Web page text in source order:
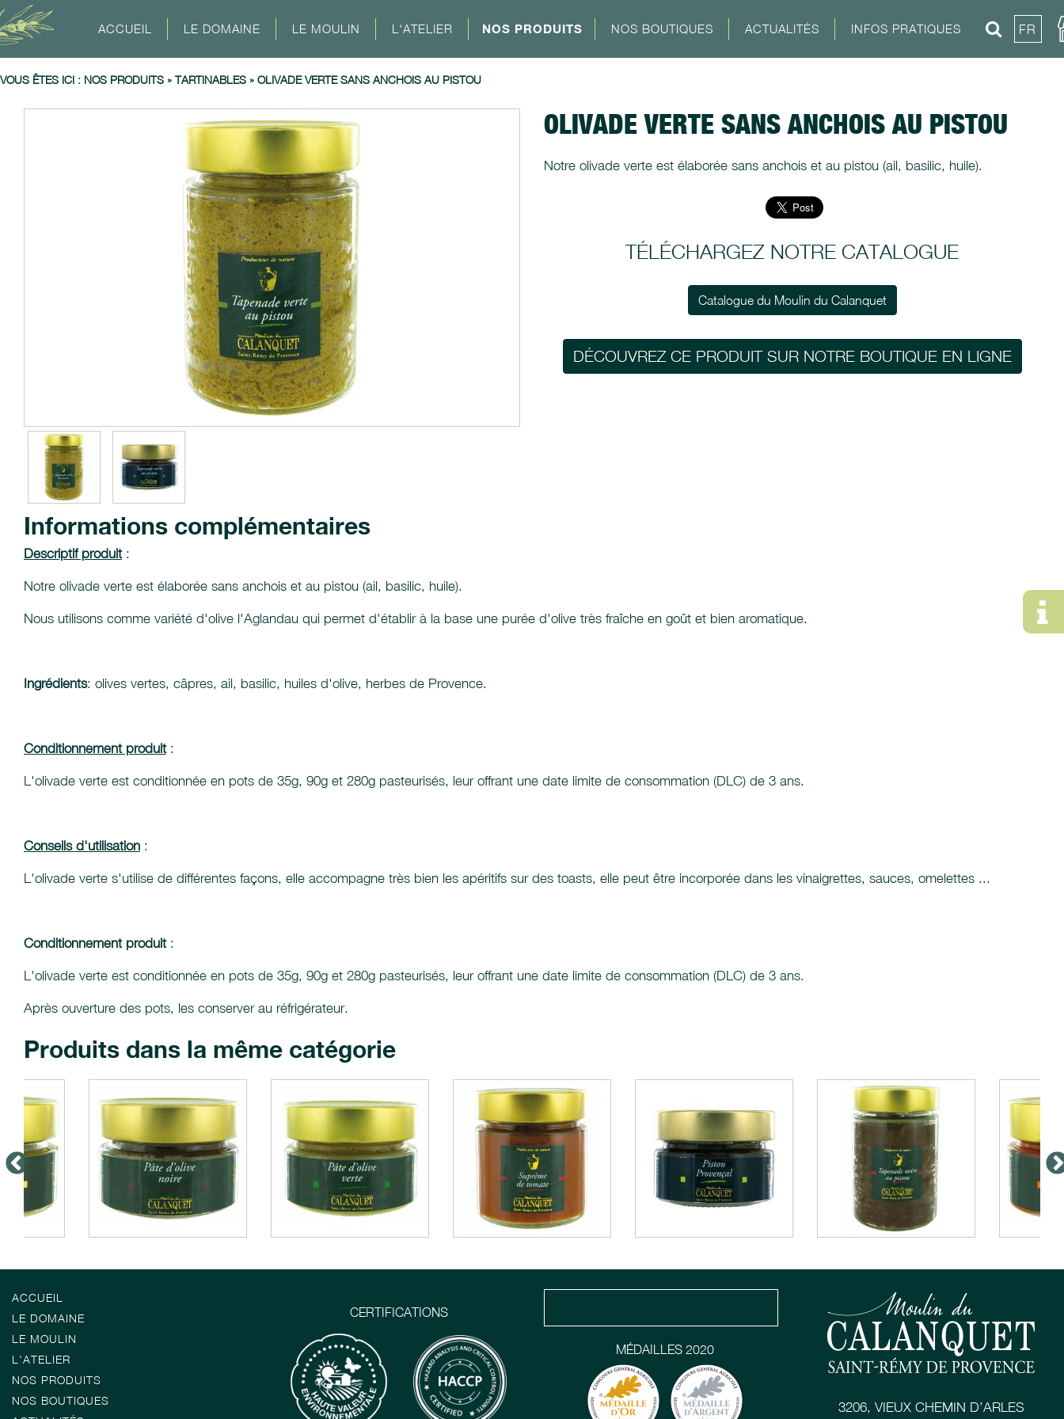
ACCUEIL LE DOMAINE LE MOULIN L'ATELIER NOS PRODUITS NOS BOUTIQUES ACTUALITÉS INFOS PRATIQUES FR
VOUS ÊTES ICI : NOS PRODUITS » TARTINABLES » OLIVADE VERTE SANS ANCHOIS AU PISTOU
OLIVADE VERTE SANS ANCHOIS AU PISTOU
Notre olivade verte est élaborée sans anchois et au pistou (ail, basilic, huile).
TÉLÉCHARGEZ NOTRE CATALOGUE
Catalogue du Moulin du Calanquet
DÉCOUVREZ CE PRODUIT SUR NOTRE BOUTIQUE EN LIGNE
Informations complémentaires
Descriptif produit:
Notre olivade verte est élaborée sans anchois et au pistou (ail, basilic, huile).
Nous utilisons comme variété d'olive l'Aglandau qui permet d'établir à la base une purée d'olive très fraîche en goût et bien aromatique.
Ingrédients: olives vertes, câpres, ail, basilic, huiles d'olive, herbes de Provence.
Conditionnement produit:
L'olivade verte est conditionnée en pots de 35g, 90g et 280g pasteurisés, leur offrant une date limite de consommation (DLC) de 3 ans.
Conseils d'utilisation :
L'olivade verte s'utilise de différentes façons, elle accompagne très bien les apéritifs sur des toasts, elle peut être incorporée dans les vinaigrettes, sauces, omelettes ...
Conditionnement produit:
L'olivade verte est conditionnée en pots de 35g, 90g et 280g pasteurisés, leur offrant une date limite de consommation (DLC) de 3 ans.
Après ouverture des pots, les conserver au réfrigérateur.
Produits dans la même catégorie
ACCUEIL
LE DOMAINE
LE MOULIN
L'ATELIER
NOS PRODUITS
NOS BOUTIQUES
CERTIFICATIONS
MÉDAILLES 2020
3206, VIEUX CHEMIN D’ARLES